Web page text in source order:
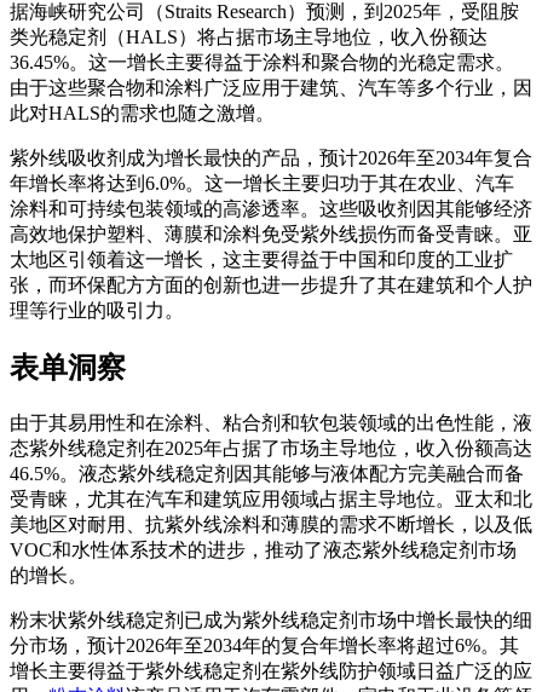
据海峡研究公司（Straits Research）预测，到2025年，受阻胺
类光稳定剂（HALS）将占据市场主导地位，收入份额达
36.45%。这一增长主要得益于涂料和聚合物的光稳定需求。
由于这些聚合物和涂料广泛应用于建筑、汽车等多个行业，因
此对HALS的需求也随之激增。
紫外线吸收剂成为增长最快的产品，预计2026年至2034年复合
年增长率将达到6.0%。这一增长主要归功于其在农业、汽车
涂料和可持续包装领域的高渗透率。这些吸收剂因其能够经济
高效地保护塑料、薄膜和涂料免受紫外线损伤而备受青睐。亚
太地区引领着这一增长，这主要得益于中国和印度的工业扩
张，而环保配方方面的创新也进一步提升了其在建筑和个人护
理等行业的吸引力。
表单洞察
由于其易用性和在涂料、粘合剂和软包装领域的出色性能，液
态紫外线稳定剂在2025年占据了市场主导地位，收入份额高达
46.5%。液态紫外线稳定剂因其能够与液体配方完美融合而备
受青睐，尤其在汽车和建筑应用领域占据主导地位。亚太和北
美地区对耐用、抗紫外线涂料和薄膜的需求不断增长，以及低
VOC和水性体系技术的进步，推动了液态紫外线稳定剂市场
的增长。
粉末状紫外线稳定剂已成为紫外线稳定剂市场中增长最快的细
分市场，预计2026年至2034年的复合年增长率将超过6%。其
增长主要得益于紫外线稳定剂在紫外线防护领域日益广泛的应